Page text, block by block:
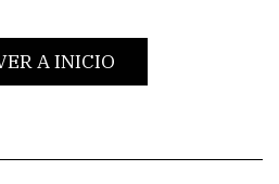
A INICIO